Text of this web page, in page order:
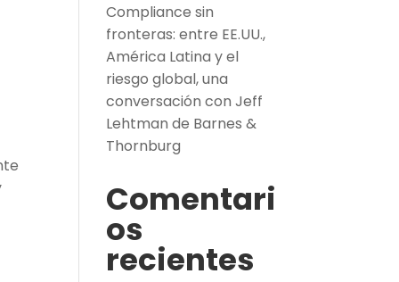
Compliance sin
fronteras: entre EE.UU.,
América Latina y el
riesgo global, una
conversación con Jeff
Lehtman de Barnes &
Thornburg
Comentari
os
recientes